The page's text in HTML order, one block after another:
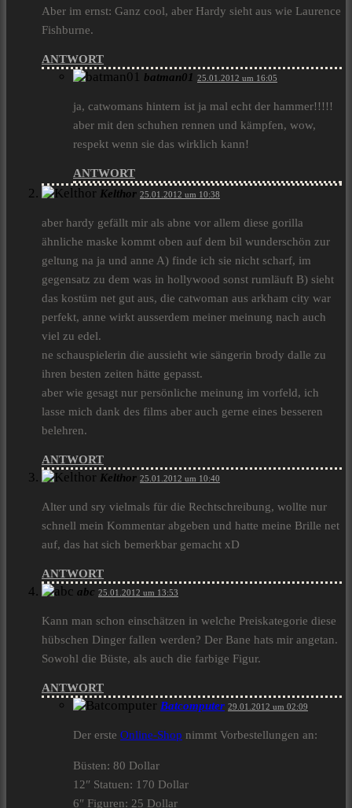
Aber im ernst: Ganz cool, aber Hardy sieht aus wie Laurence
Fishburne.
ANTWORT
batman01 25.01.2012 um 16:05
ja, catwomans hintern ist ja mal echt der hammer!!!!!
aber mit den schuhen rennen und kämpfen, wow,
respekt wenn sie das wirklich kann!
ANTWORT
Kelthor 25.01.2012 um 10:38
aber hardy gefällt mir als abne vor allem diese gorilla
ähnliche maske kommt oben auf dem bil wunderschön zur
geltung na ja und anne A) finde ich sie nicht scharf, im
gegensatz zu dem was in hollywood sonst rumläuft B) sieht
das kostüm net gut aus, die catwoman aus arkham city war
perfekt, anne wirkt ausserdem meiner meinung nach auch
viel zu edel.
ne schauspielerin die aussieht wie sängerin brody dalle zu
ihren besten zeiten hätte gepasst.
aber wie gesagt nur persönliche meinung im vorfeld, ich
lasse mich dank des films aber auch gerne eines besseren
belehren.
ANTWORT
Kelthor 25.01.2012 um 10:40
Alter und sry vielmals für die Rechtschreibung, wollte nur
schnell mein Kommentar abgeben und hatte meine Brille net
auf, das hat sich bemerkbar gemacht xD
ANTWORT
abc 25.01.2012 um 13:53
Kann man schon einschätzen in welche Preiskategorie diese
hübschen Dinger fallen werden? Der Bane hats mir angetan.
Sowohl die Büste, als auch die farbige Figur.
ANTWORT
Batcomputer 29.01.2012 um 02:09
Der erste Online-Shop nimmt Vorbestellungen an:
Büsten: 80 Dollar
12″ Statuen: 170 Dollar
6″ Figuren: 25 Dollar